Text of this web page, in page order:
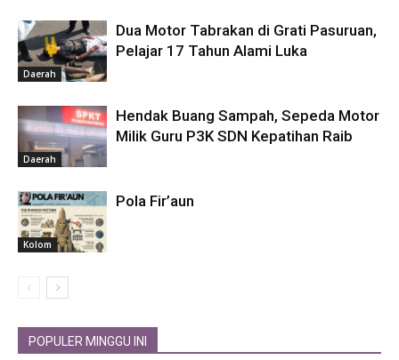
Daerah
Dua Motor Tabrakan di Grati Pasuruan,
Pelajar 17 Tahun Alami Luka
Daerah
Hendak Buang Sampah, Sepeda Motor
Milik Guru P3K SDN Kepatihan Raib
Kolom
Pola Fir’aun
POPULER MINGGU INI